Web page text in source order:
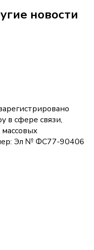
новости
в сфере связи,
Эл № ФС77-90406